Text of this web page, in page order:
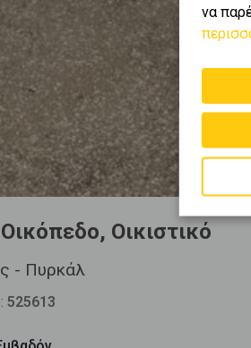
Οικιστικό
- Πυρκάλ
525613
να